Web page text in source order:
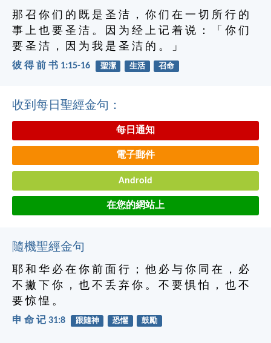
那 召 你 们 的 既 是 圣 洁 ， 你 们 在 一 切 所 行 的
事 上 也 要 圣 洁 。 因 为 经 上 记 着 说 ： 「 你 们
要 圣 洁 ， 因 为 我 是 圣 洁 的 。 」
彼 得 前 书 1:15-16 聖潔 生活 召命
收到每日聖經金句：
每日通知
電子郵件
Android
在您的網站上
隨機聖經金句
耶 和 华 必 在 你 前 面 行 ； 他 必 与 你 同 在 ， 必
不 撇 下 你 ， 也 不 丢 弃 你 。 不 要 惧 怕 ， 也 不
要 惊 惶 。
申 命 记 31:8 跟隨神 恐懼 鼓勵